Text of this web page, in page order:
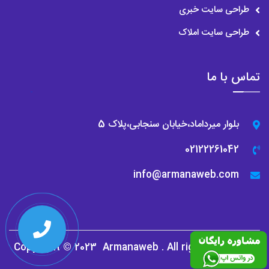
جایگاه پست کنید. این ممکن است اخبار جهان یا اطلاعاتی از سیاست،
تم های خبری دسته بندی های مختلفی را ارائه می دهند که در خود
و می‌توانید آنها را در نوار منوی پیمایش، نوار کناری یا هر جایی که
منوی ناوبری در طراحی سایت خبری
صحبت از منوی ناوبری، نحوه و موقعیت منوی ناوبری نیز نقش اساسی
طراحی سایت خبری
طراحی سایت املاک
تماس با ما
بلوار میرداماد،خیابان سنجابی،پلاک 5
02122261042
info@armanaweb.com
Copyright © 2023 Armanaweb . All rights reserved